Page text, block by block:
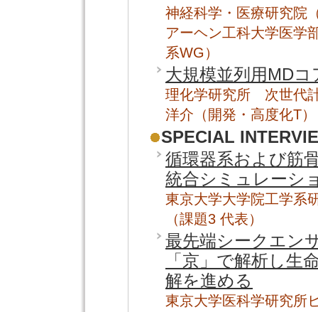
神経科学・医療研究院
アーヘン工科大学医
系WG）
大規模並列用MD
理化学研究所 次世代
洋介（開発・高度化T）
SPECIAL
循環器系および筋
統合シミュレーシ
東京大学大学院工学系
（課題3 代表）
最先端シークエン
「京」で解析し生
解を進める
東京大学医科学研究所